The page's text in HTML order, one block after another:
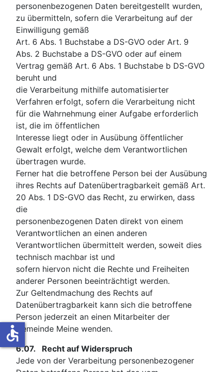
personenbezogenen Daten bereitgestellt wurden,
zu übermitteln, sofern die Verarbeitung auf der
Einwilligung gemäß
Art. 6 Abs. 1 Buchstabe a DS-GVO oder Art. 9
Abs. 2 Buchstabe a DS-GVO oder auf einem
Vertrag gemäß Art. 6 Abs. 1 Buchstabe b DS-GVO
beruht und
die Verarbeitung mithilfe automatisierter
Verfahren erfolgt, sofern die Verarbeitung nicht
für die Wahrnehmung einer Aufgabe erforderlich
ist, die im öffentlichen
Interesse liegt oder in Ausübung öffentlicher
Gewalt erfolgt, welche dem Verantwortlichen
übertragen wurde.
Ferner hat die betroffene Person bei der Ausübung
ihres Rechts auf Datenübertragbarkeit gemäß Art.
20 Abs. 1 DS-GVO das Recht, zu erwirken, dass
die
personenbezogenen Daten direkt von einem
Verantwortlichen an einen anderen
Verantwortlichen übermittelt werden, soweit dies
technisch machbar ist und
sofern hiervon nicht die Rechte und Freiheiten
anderer Personen beeinträchtigt werden.
Zur Geltendmachung des Rechts auf
Datenübertragbarkeit kann sich die betroffene
Person jederzeit an einen Mitarbeiter der
Gemeinde Meine wenden.
6.07. Recht auf Widerspruch
Jede von der Verarbeitung personenbezogener
accessible